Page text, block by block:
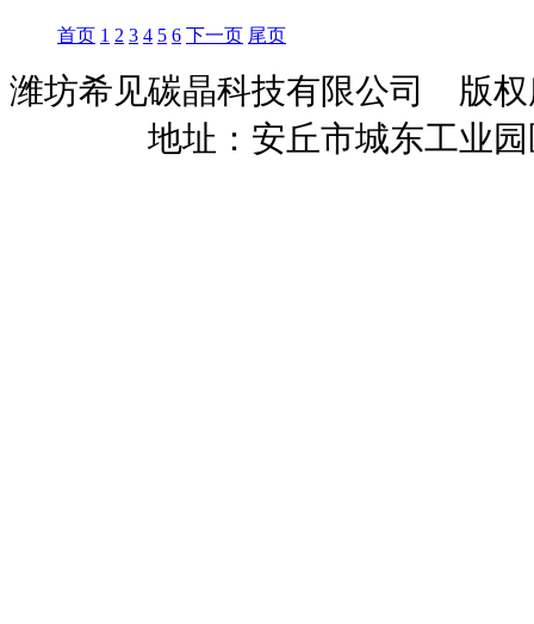
首页 1 2 3 4 5 6 下一页 尾页
潍坊希见碳晶科技有限公司
地址：安丘市城东工业